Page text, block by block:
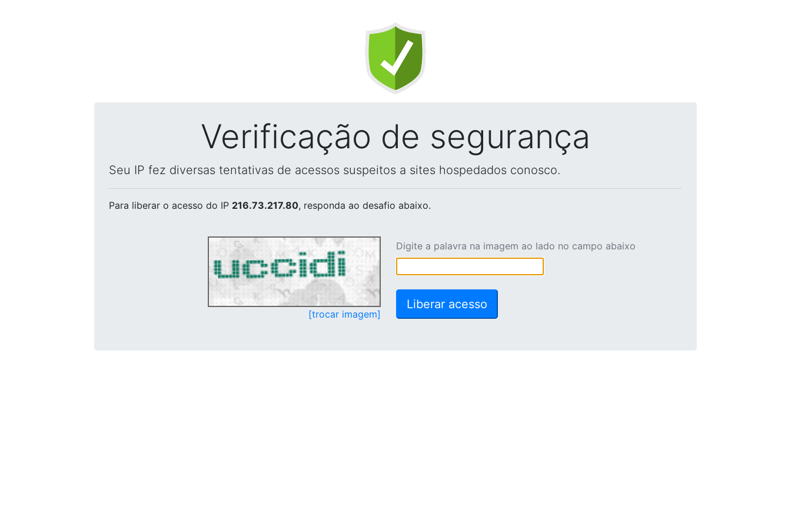
Verificação de segurança
Seu IP fez diversas tentativas de acessos suspeitos a sites hospedados conosco.
Para liberar o acesso do IP 216.73.217.80, responda ao desafio abaixo.
[trocar imagem]
Digite a palavra na imagem ao lado no campo abaixo